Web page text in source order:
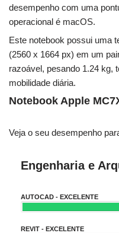
desempenho com uma
operacional é macOS.
Este notebook possui uma
(2560 x 1664 px) em um
razoável, pesando 1.24 kg,
mobilidade diária.
Notebook Apple
Veja o seu desempenho
Engenharia e
AUTOCAD - EXCELENTE
REVIT - EXCELENTE